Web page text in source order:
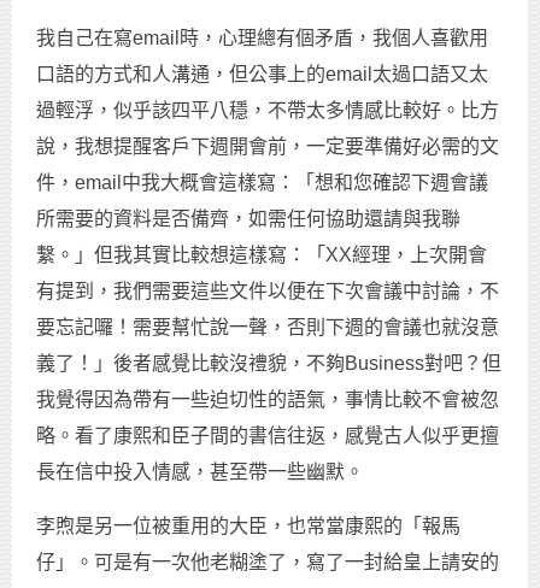
我自己在寫email時，心理總有個矛盾，我個人喜歡用
口語的方式和人溝通，但公事上的email太過口語又太
過輕浮，似乎該四平八穩，不帶太多情感比較好。比方
說，我想提醒客戶下週開會前，一定要準備好必需的文
件，email中我大概會這樣寫：「想和您確認下週會議
所需要的資料是否備齊，如需任何協助還請與我聯
繫。」但我其實比較想這樣寫：「XX經理，上次開會
有提到，我們需要這些文件以便在下次會議中討論，不
要忘記囉！需要幫忙說一聲，否則下週的會議也就沒意
義了！」後者感覺比較沒禮貌，不夠Business對吧？但
我覺得因為帶有一些迫切性的語氣，事情比較不會被忽
略。看了康熙和臣子間的書信往返，感覺古人似乎更擅
長在信中投入情感，甚至帶一些幽默。
李煦是另一位被重用的大臣，也常當康熙的「報馬
仔」。可是有一次他老糊塗了，寫了一封給皇上請安的